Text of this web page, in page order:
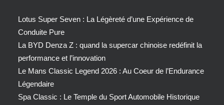
Lotus Super Seven : La Légèreté d’une Expérience de
Conduite Pure
La BYD Denza Z : quand la supercar chinoise redéfinit la
performance et l’innovation
Le Mans Classic Legend 2026 : Au Coeur de l’Endurance
Légendaire
Spa Classic : Le Temple du Sport Automobile Historique